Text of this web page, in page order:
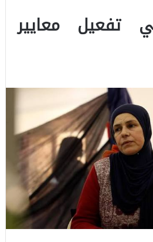
تفعيل معايير